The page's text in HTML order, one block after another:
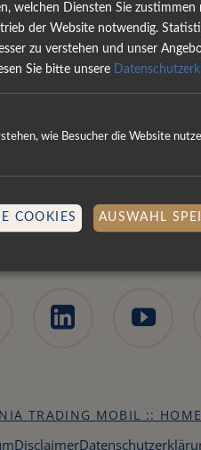
TRADING MOBIL :: HOME
Disclaimer
welchen Diensten Sie
der Website notwendig.
zu verstehen und unser
Sie bitte unsere
wie Besucher die Website
COOKIES AUSWAHL